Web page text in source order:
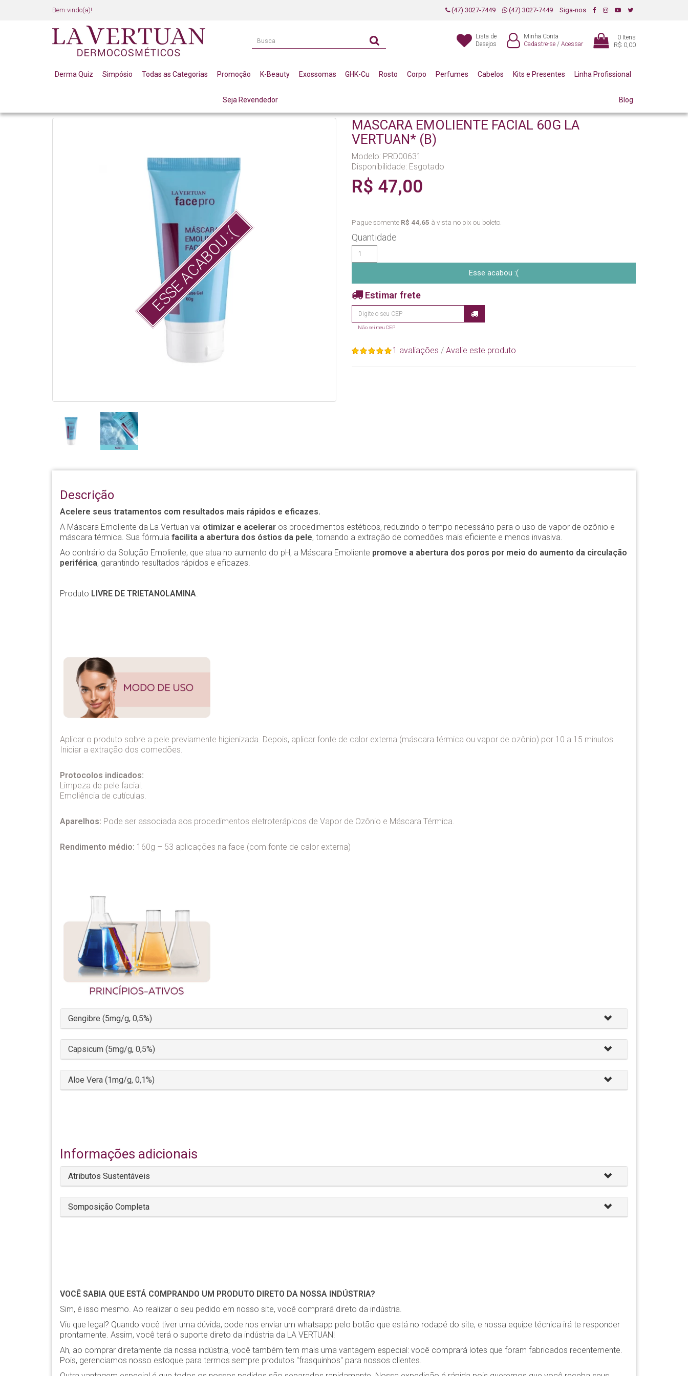
Bem-vindo(a)! (47) 3027-7449 (47) 3027-7449 Siga-nos
Lista de
Desejos
Minha Conta
Cadastre-se / Acessar
0 Itens
R$ 0,00
Derma Quiz Simpósio Todas as Categorias Promoção K-Beauty Exossomas GHK-Cu Rosto Corpo Perfumes Cabelos Kits e Presentes Linha Profissional
Seja Revendedor Blog
MASCARA EMOLIENTE FACIAL 60G LA VERTUAN* (B)
ESSE ACABOU :(
MASCARA EMOLIENTE FACIAL 60G LA
VERTUAN* (B)
Modelo: PRD00631
Disponibilidade: Esgotado
R$ 47,00
Pague somente R$ 44,65 à vista no pix ou boleto.
Quantidade
Esse acabou :(
Estimar frete
Não sei meu CEP
1 avaliações / Avalie este produto
Descrição
Acelere seus tratamentos com resultados mais rápidos e eficazes.
A Máscara Emoliente da La Vertuan vai otimizar e acelerar os procedimentos estéticos, reduzindo o tempo necessário para o uso de vapor de ozônio e
máscara térmica. Sua fórmula facilita a abertura dos óstios da pele, tornando a extração de comedões mais eficiente e menos invasiva.
Ao contrário da Solução Emoliente, que atua no aumento do pH, a Máscara Emoliente promove a abertura dos poros por meio do aumento da circulação
periférica, garantindo resultados rápidos e eficazes.
Produto LIVRE DE TRIETANOLAMINA.
Aplicar o produto sobre a pele previamente higienizada. Depois, aplicar fonte de calor externa (máscara térmica ou vapor de ozônio) por 10 a 15 minutos.
Iniciar a extração dos comedões.
Protocolos indicados:
Limpeza de pele facial.
Emoliência de cutículas.
Aparelhos: Pode ser associada aos procedimentos eletroterápicos de Vapor de Ozônio e Máscara Térmica.
Rendimento médio: 160g – 53 aplicações na face (com fonte de calor externa)
Gengibre (5mg/g, 0,5%)
Capsicum (5mg/g, 0,5%)
Aloe Vera (1mg/g, 0,1%)
Informações adicionais
Atributos Sustentáveis
Somposição Completa
VOCÊ SABIA QUE ESTÁ COMPRANDO UM PRODUTO DIRETO DA NOSSA INDÚSTRIA?
Sim, é isso mesmo. Ao realizar o seu pedido em nosso site, você comprará direto da indústria.
Viu que legal? Quando você tiver uma dúvida, pode nos enviar um whatsapp pelo botão que está no rodapé do site, e nossa equipe técnica irá te responder
prontamente. Assim, você terá o suporte direto da indústria da LA VERTUAN!
Ah, ao comprar diretamente da nossa indústria, você também tem mais uma vantagem especial: você comprará lotes que foram fabricados recentemente.
Pois, gerenciamos nosso estoque para termos sempre produtos "frasquinhos" para nossos clientes.